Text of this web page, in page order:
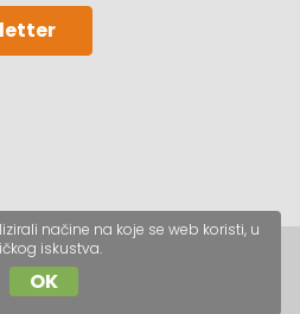
d.o.o.
načine na koje se web koristi, u
iskustva.
OK